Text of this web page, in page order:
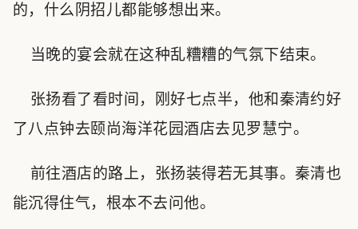
的，什么阴招儿都能够想出来。
当晚的宴会就在这种乱糟糟的气氛下结束。
张扬看了看时间，刚好七点半，他和秦清约好
了八点钟去颐尚海洋花园酒店去见罗慧宁。
前往酒店的路上，张扬装得若无其事。秦清也
能沉得住气，根本不去问他。